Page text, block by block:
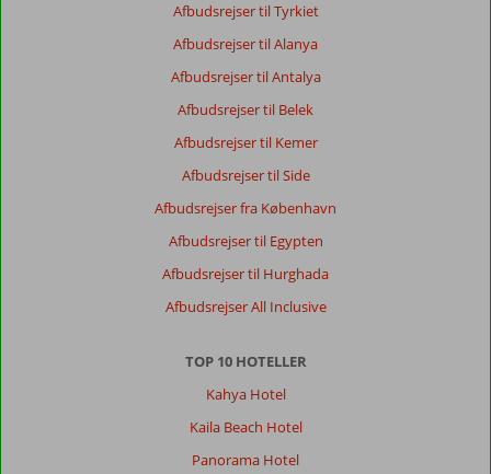
Afbudsrejser til Tyrkiet
Afbudsrejser til Alanya
Afbudsrejser til Antalya
Afbudsrejser til Belek
Afbudsrejser til Kemer
Afbudsrejser til Side
Afbudsrejser fra København
Afbudsrejser til Egypten
Afbudsrejser til Hurghada
Afbudsrejser All Inclusive
TOP 10 HOTELLER
Kahya Hotel
Kaila Beach Hotel
Panorama Hotel